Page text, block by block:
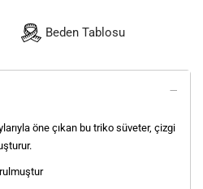
Beden Tablosu
öne çıkan bu triko süveter, çizgi